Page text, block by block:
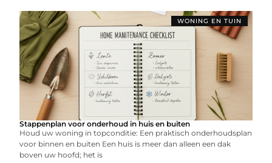
WONING EN TUIN
Stappenplan voor onderhoud in huis en buiten
Houd uw woning in topconditie: Een praktisch onderhoudsplan
voor binnen en buiten Een huis is meer dan alleen een dak
boven uw hoofd; het is